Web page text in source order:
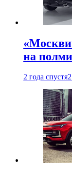
на
2 года спустя